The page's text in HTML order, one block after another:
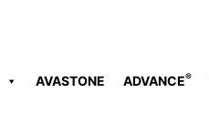
AVASTONE ADVANCE®